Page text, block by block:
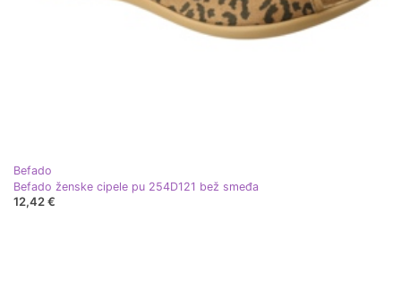
Befado
Befado ženske cipele pu 254D121 bež smeđa
12,42 €